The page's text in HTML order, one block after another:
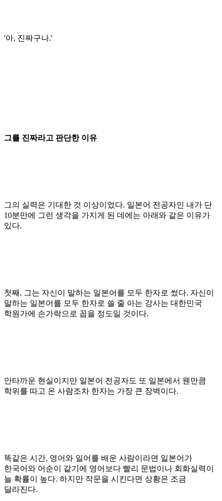
'아, 진짜구나.'
그를 진짜라고 판단한 이유
그의 실력은 기대한 것 이상이었다. 일본어 전공자인 내가 단
10분만에 그런 생각을 가지게 된 데에는 아래와 같은 이유가
있다.
첫째 , 그는 자신이 말하는 일본어를 모두 한자로 썼다. 자신이
말하는 일본어를 모두 한자로 쓸 줄 아는 강사는 대한민국
학원가에 손가락으로 꼽을 정도일 것이다.
안타까운 현실이지만 일본어 전공자도 또 일본에서 웬만큼
학위를 따고 온 사람조차 한자는 가장 큰 장벽이다.
똑같은 시간, 영어와 일어를 배운 사람이라면 일본어가
한국어와 어순이 같기에 영어보다 빨리 문법이나 회화실력이
늘 확률이 높다. 하지만 작문을 시킨다면 상황은 조금
달라진다.